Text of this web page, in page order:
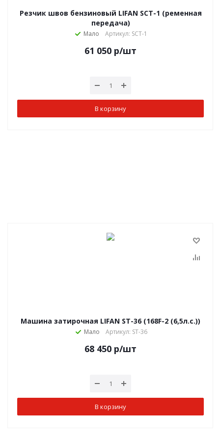
Резчик швов бензиновый LIFAN SCT-1 (ременная
передача)
Мало Артикул: SCT-1
61 050 р/шт
В корзину
Машина затирочная LIFAN ST-36 (168F-2 (6,5л.с.))
Мало Артикул: ST-36
68 450 р/шт
В корзину